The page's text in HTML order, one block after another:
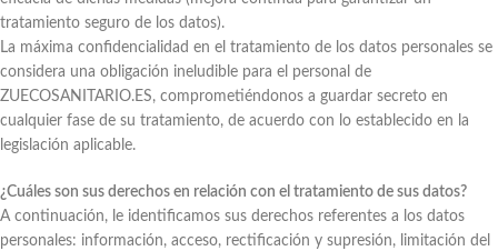
tratamiento seguro de los datos).
La máxima confidencialidad en el tratamiento de los datos personales se
considera una obligación ineludible para el personal de
ZUECOSANITARIO.ES, comprometiéndonos a guardar secreto en
cualquier fase de su tratamiento, de acuerdo con lo establecido en la
legislación aplicable.
¿Cuáles son sus derechos en relación con el tratamiento de sus datos?
A continuación, le identificamos sus derechos referentes a los datos
personales: información, acceso, rectificación y supresión, limitación del